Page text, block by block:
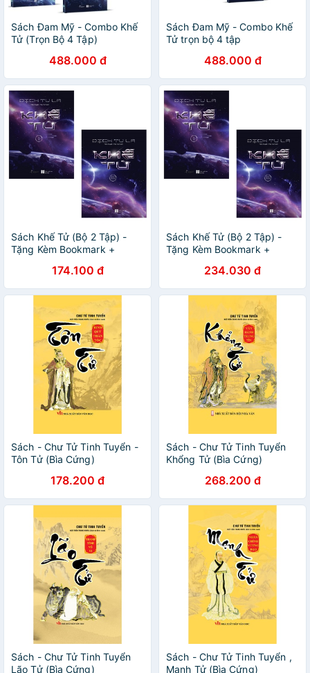
Sách Đam Mỹ - Combo Khế
Tử (Trọn Bộ 4 Tập)
488.000 đ
Sách Đam Mỹ - Combo Khế
Tử trọn bộ 4 tập
488.000 đ
Sách Khế Tử (Bộ 2 Tập) -
Tặng Kèm Bookmark +
174.100 đ
Sách Khế Tử (Bộ 2 Tập) -
Tặng Kèm Bookmark +
Postcard Thiệp + Huy Hiệu
Mẫu Ngẫu Nhiên
234.030 đ
Sách - Chư Tử Tinh Tuyển -
Tôn Tử (Bìa Cứng)
178.200 đ
Sách - Chư Tử Tinh Tuyển
Khổng Tử (Bìa Cứng)
268.200 đ
Sách - Chư Tử Tinh Tuyển
Lão Tử (Bìa Cứng)
Sách - Chư Tử Tinh Tuyển ,
Mạnh Tử (Bìa Cứng)